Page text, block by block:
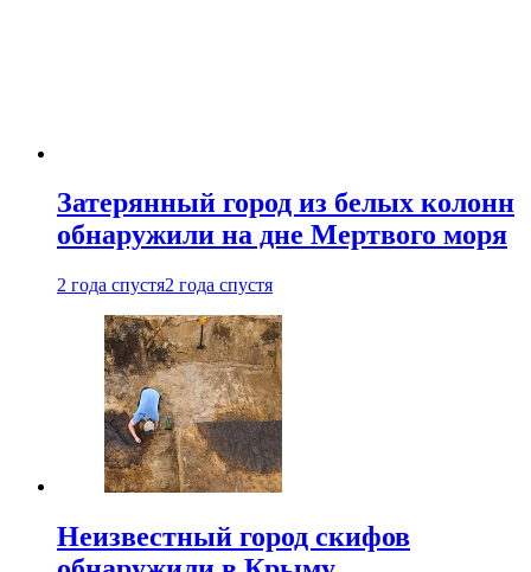
Затерянный город из белых колонн
обнаружили на дне Мертвого моря
2 года спустя2 года спустя
Неизвестный город скифов